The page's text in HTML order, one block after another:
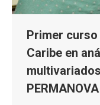
Primer
Caribe en
PERMANOVA